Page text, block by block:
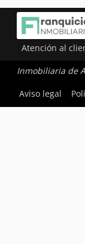
Atención al
Inmobiliaria de
Aviso legal